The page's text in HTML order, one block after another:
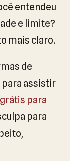
entendeu
e limite?
mais claro.
de
para assistir
para
para